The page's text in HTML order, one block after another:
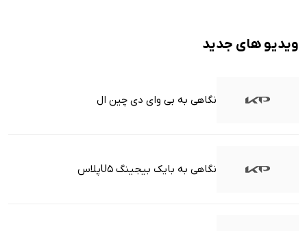
ویدیو های جدید
نگاهی به بی وای دی چین ال
نگاهی به بایک بیجینگ U5پلاس